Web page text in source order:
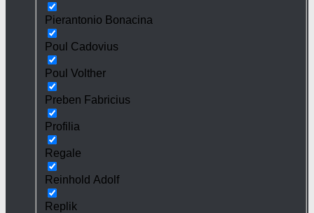
Pierantonio Bonacina
Poul Cadovius
Poul Volther
Preben Fabricius
Profilia
Regale
Reinhold Adolf
Replik